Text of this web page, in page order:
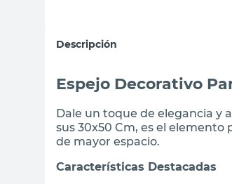
Descripción
Espejo Decorativo
Dale un toque de elegancia y
sus 30x50 Cm, es el
de mayor espacio.
Características Destacadas